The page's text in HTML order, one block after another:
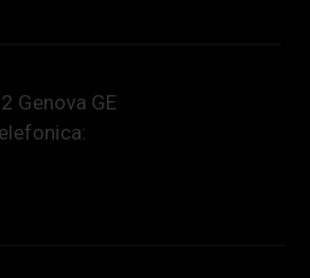
Genova GE